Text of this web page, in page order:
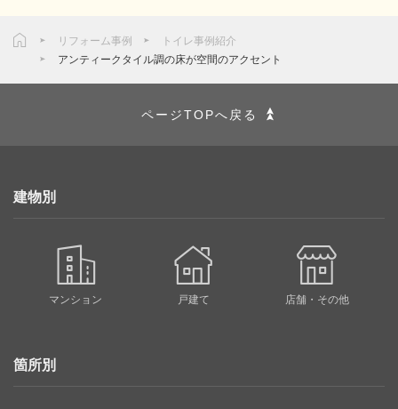
リフォーム事例
トイレ事例紹介
アンティークタイル調の床が空間のアクセント
ページTOPへ戻る
建物別
マンション 戸建て 店舗・その他
箇所別